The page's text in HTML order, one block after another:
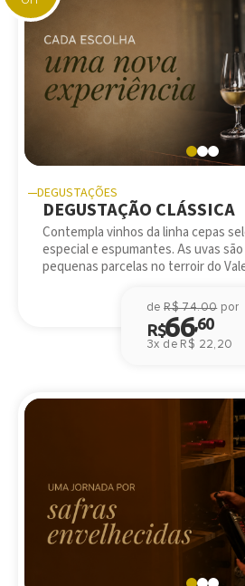
DEGUSTAÇÕES
DEGUSTAÇÃO CLÁSSICA
Contempla vinhos da linha cepas
especial e espumantes. As uvas
pequenas parcelas no terroir do
deR$ 74.00por
R$66,60
3x de R$ 22,20